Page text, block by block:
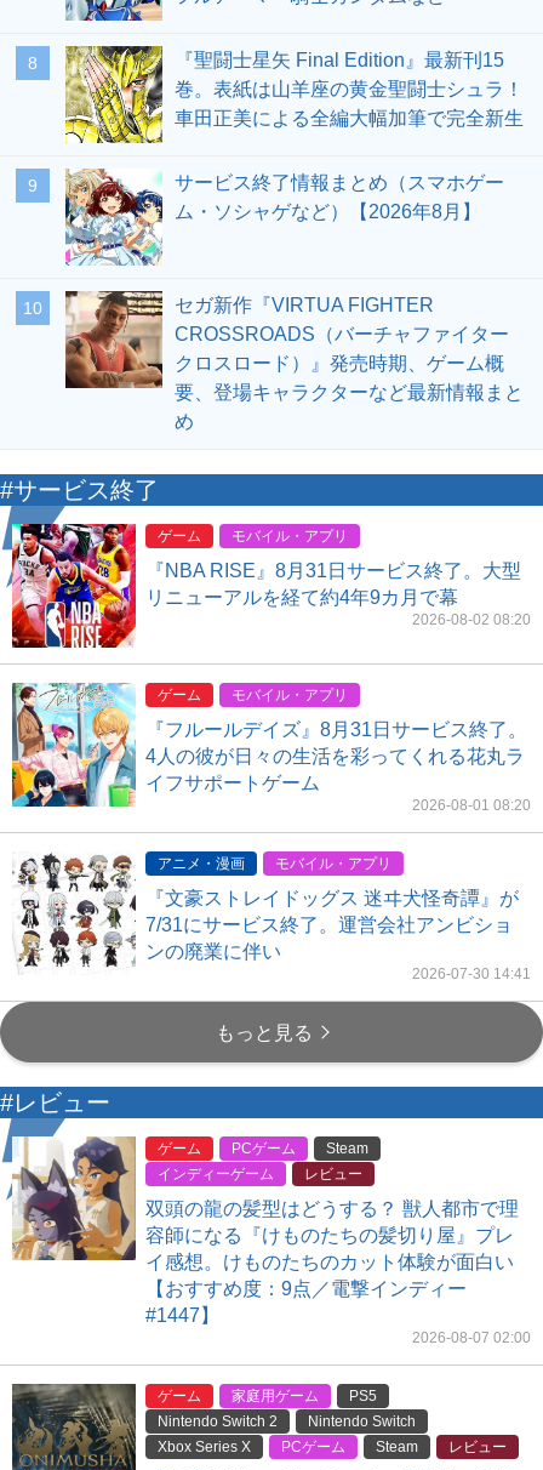
8
『聖闘士星矢 Final Edition』最新刊15
巻。表紙は山羊座の黄金聖闘士シュラ！
車田正美による全編大幅加筆で完全新生
9
サービス終了情報まとめ（スマホゲー
ム・ソシャゲなど）【2026年8月】
10
セガ新作『VIRTUA FIGHTER
CROSSROADS（バーチャファイター
クロスロード）』発売時期、ゲーム概
要、登場キャラクターなど最新情報まと
め
#サービス終了
ゲーム モバイル・アプリ
『NBA RISE』8月31日サービス終了。大型
リニューアルを経て約4年9カ月で幕
2026-08-02 08:20
ゲーム モバイル・アプリ
『フルールデイズ』8月31日サービス終了。
4人の彼が日々の生活を彩ってくれる花丸ラ
イフサポートゲーム
2026-08-01 08:20
アニメ・漫画 モバイル・アプリ
『文豪ストレイドッグス 迷ヰ犬怪奇譚』が
7/31にサービス終了。運営会社アンビショ
ンの廃業に伴い
2026-07-30 14:41
もっと見る
#レビュー
ゲーム PCゲーム
Steam
インディーゲーム
レビュー
双頭の龍の髪型はどうする？ 獣人都市で理
容師になる『けものたちの髪切り屋』プレ
イ感想。けものたちのカット体験が面白い
【おすすめ度：9点／電撃インディー
#1447】
2026-08-07 02:00
ゲーム 家庭用ゲーム
PS5
Nintendo Switch 2
Nintendo Switch
Xbox Series X
PCゲーム Steam レビュー